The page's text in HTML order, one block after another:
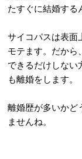
たすぐに結婚する
サイコパスは表面
モテます。だから
できるだけしない
も離婚をします。
離婚歴が多いかど
ませんね。